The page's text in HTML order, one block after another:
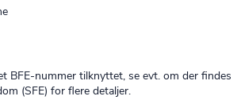
BFE-nummer tilknyttet, se evt. om der findes
(SFE) for flere detaljer.